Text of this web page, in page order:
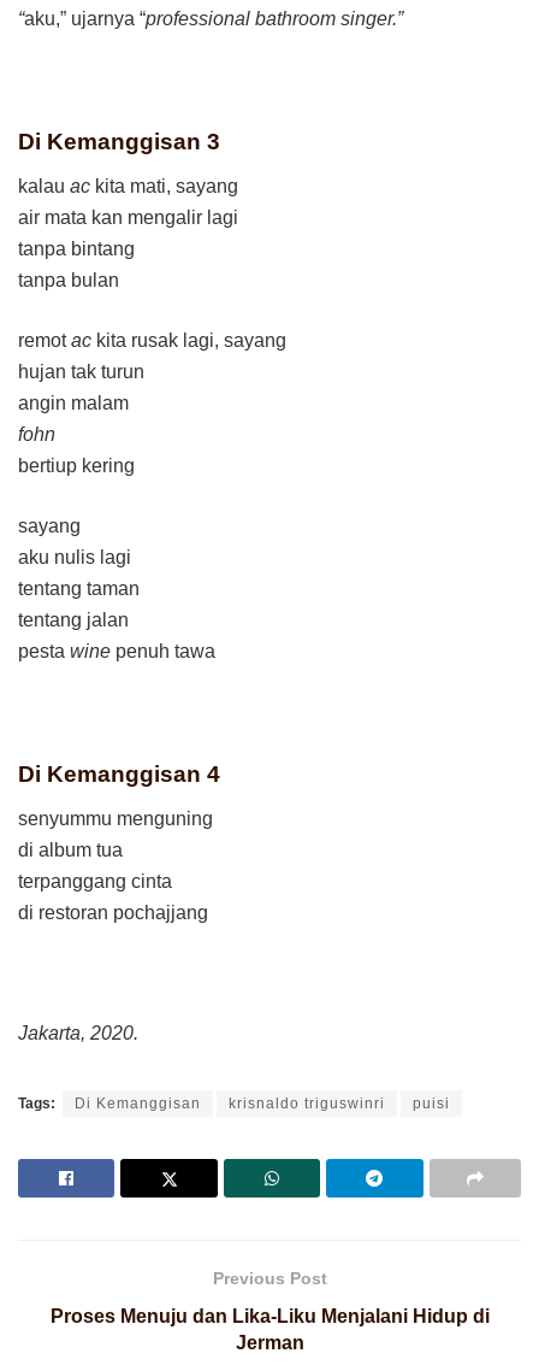
“aku,” ujarnya “professional bathroom singer.”
Di Kemanggisan 3
kalau ac kita mati, sayang
air mata kan mengalir lagi
tanpa bintang
tanpa bulan
remotac kita rusak lagi, sayang
hujan tak turun
angin malam
fohn
bertiup kering
sayang
aku nulis lagi
tentang taman
tentang jalan
pesta wine penuh tawa
Di Kemanggisan 4
senyummu menguning
di album tua
terpanggang cinta
di restoran pochajjang
Jakarta, 2020.
Tags: Di Kemanggisan krisnaldo triguswinri puisi
Previous Post
Proses Menuju dan Lika-Liku Menjalani Hidup di
Jerman